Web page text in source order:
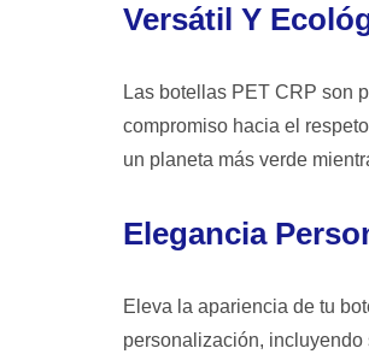
Versátil Y
Las botellas PET CRP son
compromiso hacia el
un planeta más verde
Elegancia
Eleva la apariencia de tu
personalización, incluyendo